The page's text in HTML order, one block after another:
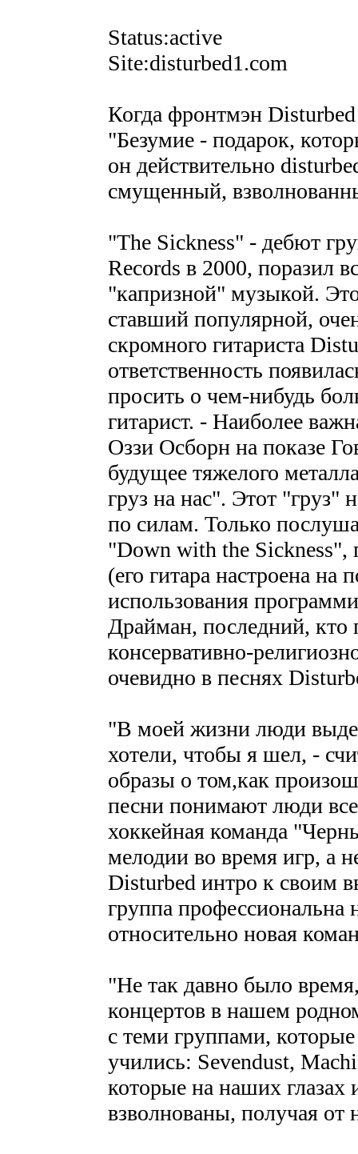
Status:active
Site:disturbed1.com
Когда фронтмэн
"Безумие - подарок,
он действительно
смущенный,
"The Sickness" - дебют
Records в 2000, поразил
"капризной" музыкой.
ставший популярной,
скромного гитариста
ответственность
просить о чем-нибудь
гитарист. - Наиболее
Оззи Осборн на показе
будущее тяжелого
груз на нас". Этот "груз"
по силам. Только
"Down with the Sickness",
(его гитара настроена на
использования
Драйман, последний, кто
консервативно-
очевидно в песнях
"В моей жизни люди
хотели, чтобы я шел, -
образы о том,как
песни понимают люди
хоккейная команда
мелодии во время игр, а
Disturbed интро к своим
группа профессиональна
относительно новая
"Не так давно было
концертов в нашем
с теми группами,
учились: Sevendust,
которые на наших
взволнованы, получая от